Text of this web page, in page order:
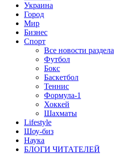
Украина
Город
Мир
Бизнес
Спорт
Все новости раздела
Футбол
Бокс
Баскетбол
Теннис
Формула-1
Хоккей
Шахматы
Lifestyle
Шоу-биз
Наука
БЛОГИ ЧИТАТЕЛЕЙ